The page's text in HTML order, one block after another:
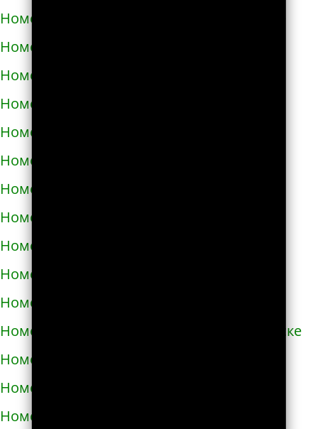
Номера телефонов такси в Червонограде
Номера телефонов такси в Черкассах
Номера телефонов такси в Чернигове
Номера телефонов такси в Черновцах
Номера телефонов такси в Черноморске
Номера телефонов такси в Чорткове
Номера телефонов такси в Чугуеве
Номера телефонов такси в Шепетовке
Номера телефонов такси в Шостке
Номера телефонов такси в Шполе
Номера телефонов такси в Энергодаре
Номера телефонов такси в Южноукраинске
Номера телефонов такси в Яворове
Номера телефонов такси в Яготине
Номера телефонов такси в Абазе